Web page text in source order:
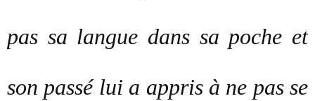
pas sa langue dans sa poche et
son passé lui a appris à ne pas se